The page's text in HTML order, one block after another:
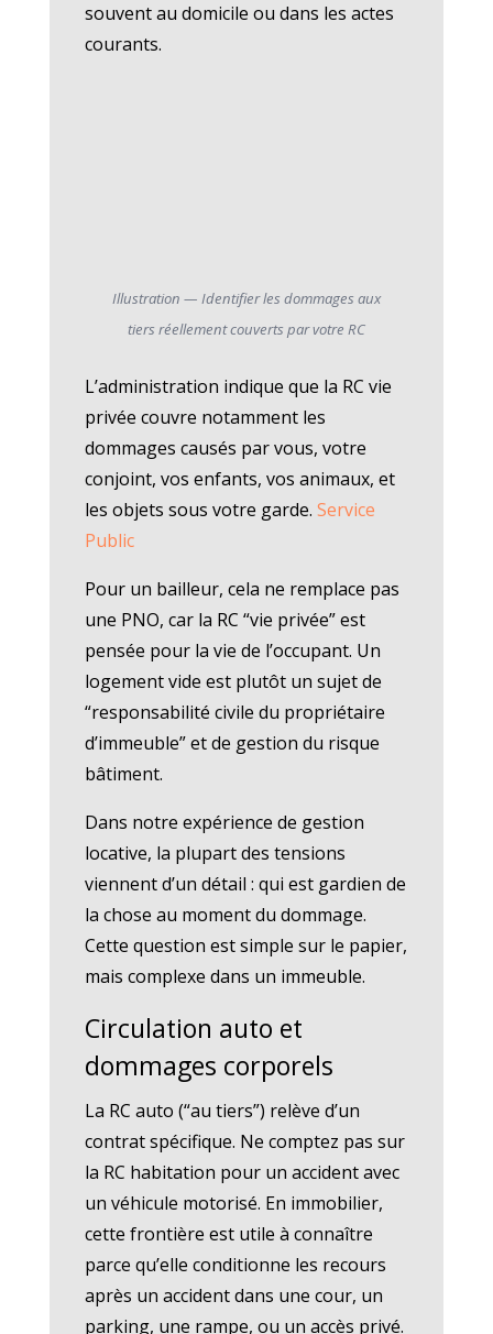
souvent au domicile ou dans les actes
courants.
Illustration — Identifier les dommages aux
tiers réellement couverts par votre RC
L’administration indique que la RC vie
privée couvre notamment les
dommages causés par vous, votre
conjoint, vos enfants, vos animaux, et
les objets sous votre garde. Service
Public
Pour un bailleur, cela ne remplace pas
une PNO, car la RC “vie privée” est
pensée pour la vie de l’occupant. Un
logement vide est plutôt un sujet de
“responsabilité civile du propriétaire
d’immeuble” et de gestion du risque
bâtiment.
Dans notre expérience de gestion
locative, la plupart des tensions
viennent d’un détail : qui est gardien de
la chose au moment du dommage.
Cette question est simple sur le papier,
mais complexe dans un immeuble.
Circulation auto et
dommages corporels
La RC auto (“au tiers”) relève d’un
contrat spécifique. Ne comptez pas sur
la RC habitation pour un accident avec
un véhicule motorisé. En immobilier,
cette frontière est utile à connaître
parce qu’elle conditionne les recours
après un accident dans une cour, un
parking, une rampe, ou un accès privé.